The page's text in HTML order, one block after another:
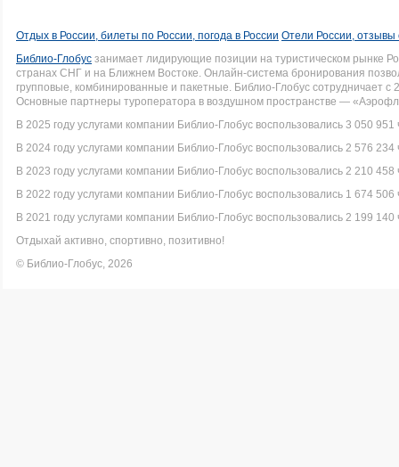
Отдых в России, билеты по России, погода в России Отели России, отзывы
Библио-Глобус занимает лидирующие позиции на туристическом рынке
странах СНГ и на Ближнем Востоке. Онлайн-система бронирования
групповые, комбинированные и пакетные. Библио-Глобус сотрудничает
Основные партнеры туроператора в воздушном пространстве —
В 2025 году услугами компании Библио-Глобус воспользовались 3 050 951
В 2024 году услугами компании Библио-Глобус воспользовались 2 576 234
В 2023 году услугами компании Библио-Глобус воспользовались 2 210 458
В 2022 году услугами компании Библио-Глобус воспользовались 1 674 506
В 2021 году услугами компании Библио-Глобус воспользовались 2 199 140
Отдыхай активно, спортивно, позитивно!
© Библио-Глобус, 2026